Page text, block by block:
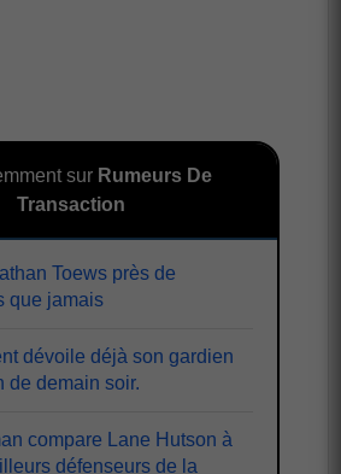
sur Rumeurs De
Transaction
Toews près de
que jamais
dévoile déjà son gardien
de demain soir.
compare Lane Hutson à
défenseurs de la